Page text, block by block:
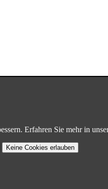
Erfahren Sie mehr in
Keine Cookies erlauben